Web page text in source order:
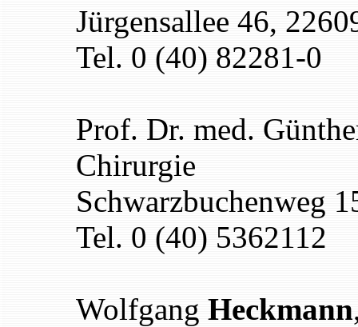
Jürgensallee 46,
Tel. 0 (40) 82281-0
Prof. Dr. med.
Chirurgie
Schwarzbuchenweg
Tel. 0 (40) 5362112
Wolfgang Heckmann